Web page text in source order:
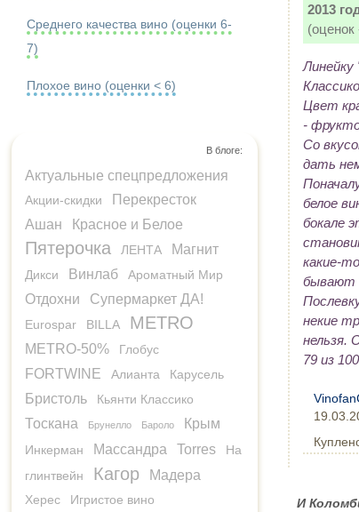
2013
(оценок
Линейку
Цвет
-
Со
дать
белое
бокале
какие-
бывают
некие
нельзя.
79 из
И
Среднего качества вино (оценки 6-
7)
Плохое вино (оценки < 6)
В блоге:
Актуальные спецпредложения
Акции-скидки
Перекресток
Ашан
Красное и Белое
Пятерочка ЛЕНТА Магнит
Дикси Винлаб Ароматный Мир
Отдохни Супермаркет ДА!
Eurospar BILLA METRO
METRO-50% Глобус
FORTWINE Алианта Карусель
Бристоль Кьянти Классико
Тоскана Брунелло Бароло Крым
Инкерман Массандра Torres
На
глинтвейн
Кагор Мадера
Херес Игристое вино